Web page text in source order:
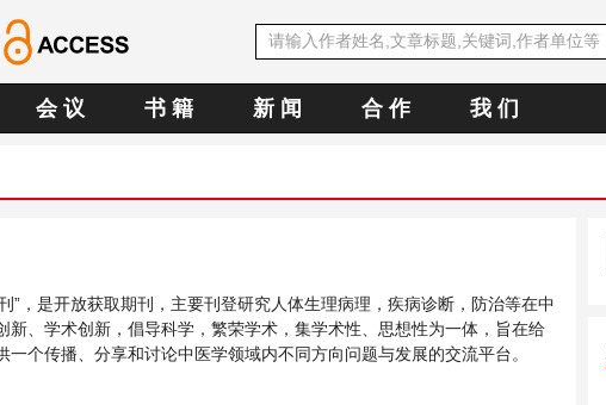
会 议 书 籍 新 闻 合 作 我 们
”，是开放获取期刊，主要刊登研究人体生理病理，疾病诊断，防治等在中
新、学术创新，倡导科学，繁荣学术，集学术性、思想性为一体，旨在给
个传播、分享和讨论中医学领域内不同方向问题与发展的交流平台。